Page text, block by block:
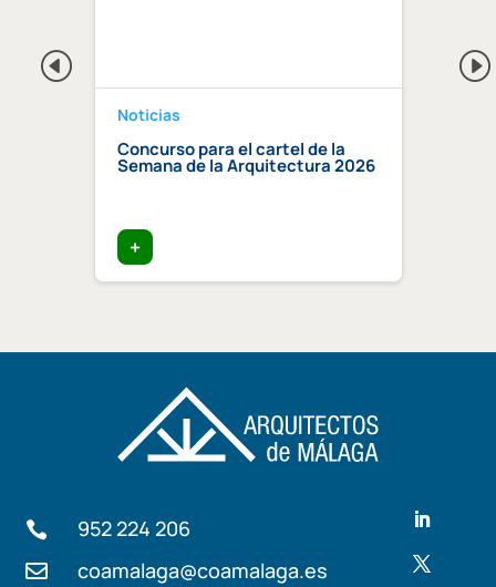
Noticias
Concurso para el cartel de la
Semana de la Arquitectura 2026
+
 952 224 206
 coamalaga@coamalaga.es